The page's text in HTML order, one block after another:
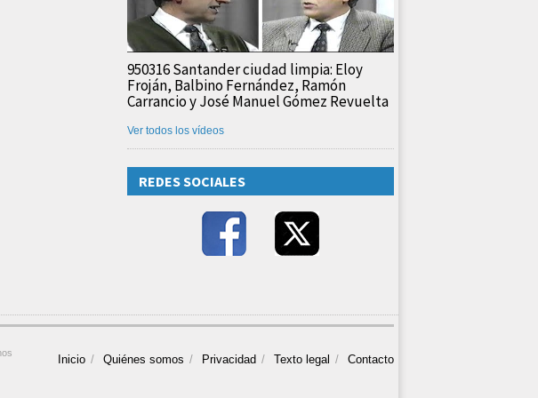
950316 Santander ciudad limpia: Eloy
Froján, Balbino Fernández, Ramón
Carrancio y José Manuel Gómez Revuelta
Ver todos los vídeos
REDES SOCIALES
Inicio Quiénes somos Privacidad Texto legal Contacto